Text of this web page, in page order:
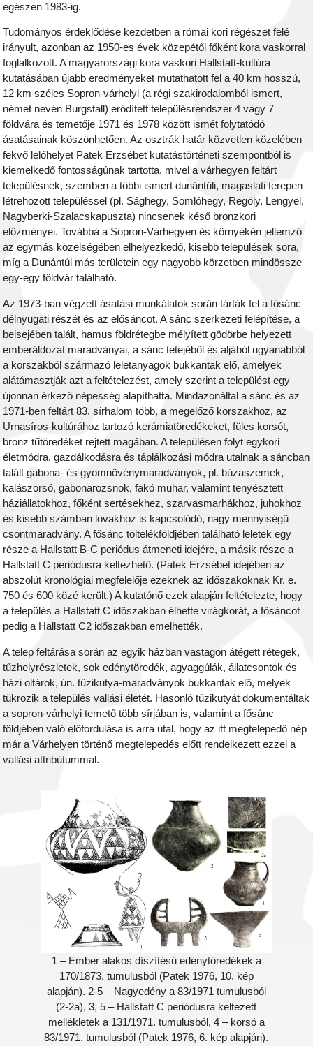
egészen 1983-ig.
Tudományos érdeklődése kezdetben a római kori régészet felé
irányult, azonban az 1950-es évek közepétől főként kora vaskorral
foglalkozott. A magyarországi kora vaskori Hallstatt-kultúra
kutatásában újabb eredményeket mutathatott fel a 40 km hosszú,
12 km széles Sopron-várhelyi (a régi szakirodalomból ismert,
német nevén Burgstall) erődített településrendszer 4 vagy 7
földvára és temetője 1971 és 1978 között ismét folytatódó
ásatásainak köszönhetően. Az osztrák határ közvetlen közelében
fekvő lelőhelyet Patek Erzsébet kutatástörténeti szempontból is
kiemelkedő fontosságúnak tartotta, mivel a várhegyen feltárt
településnek, szemben a többi ismert dunántúli, magaslati terepen
létrehozott településsel (pl. Sághegy, Somlóhegy, Regöly, Lengyel,
Nagyberki-Szalacskapuszta) nincsenek késő bronzkori
előzményei. Továbbá a Sopron-Várhegyen és környékén jellemző
az egymás közelségében elhelyezkedő, kisebb települések sora,
míg a Dunántúl más területein egy nagyobb körzetben mindössze
egy-egy földvár található.
Az 1973-ban végzett ásatási munkálatok során tárták fel a fősánc
délnyugati részét és az elősáncot. A sánc szerkezeti felépítése, a
belsejében talált, hamus földrétegbe mélyített gödörbe helyezett
emberáldozat maradványai, a sánc tetejéből és aljából ugyanabból
a korszakból származó leletanyagok bukkantak elő, amelyek
alátámasztják azt a feltételezést, amely szerint a települést egy
újonnan érkező népesség alapíthatta. Mindazonáltal a sánc és az
1971-ben feltárt 83. sírhalom több, a megelőző korszakhoz, az
Urnasíros-kultúrához tartozó kerámiatöredékeket, füles korsót,
bronz tűtöredéket rejtett magában. A településen folyt egykori
életmódra, gazdálkodásra és táplálkozási módra utalnak a sáncban
talált gabona- és gyomnövénymaradványok, pl. búzaszemek,
kalászorsó, gabonarozsnok, fakó muhar, valamint tenyésztett
háziállatokhoz, főként sertésekhez, szarvasmarhákhoz, juhokhoz
és kisebb számban lovakhoz is kapcsolódó, nagy mennyiségű
csontmaradvány. A fősánc töltelékföldjében található leletek egy
része a Hallstatt B-C periódus átmeneti idejére, a másik része a
Hallstatt C periódusra keltezhető. (Patek Erzsébet idejében az
abszolút kronológiai megfelelője ezeknek az időszakoknak Kr. e.
750 és 600 közé került.) A kutatónő ezek alapján feltételezte, hogy
a település a Hallstatt C időszakban élhette virágkorát, a fősáncot
pedig a Hallstatt C2 időszakban emelhették.
A telep feltárása során az egyik házban vastagon átégett rétegek,
tűzhelyrészletek, sok edénytöredék, agyaggúlák, állatcsontok és
házi oltárok, ún. tűzikutya-maradványok bukkantak elő, melyek
tükrözik a település vallási életét. Hasonló tűzikutyát dokumentáltak
a sopron-várhelyi temető több sírjában is, valamint a fősánc
földjében való előfordulása is arra utal, hogy az itt megtelepedő nép
már a Várhelyen történő megtelepedés előtt rendelkezett ezzel a
vallási attribútummal.
1 – Ember alakos díszítésű edénytöredékek a
170/1873. tumulusból (Patek 1976, 10. kép
alapján). 2-5 – Nagyedény a 83/1971 tumulusból
(2-2a), 3, 5 – Hallstatt C periódusra keltezett
mellékletek a 131/1971. tumulusból, 4 – korsó a
83/1971. tumulusból (Patek 1976, 6. kép alapján).